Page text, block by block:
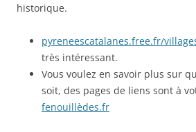
historique.
pyreneescatalanes.free.fr/
très intéressant.
Vous voulez en savoir plus sur
soit, des pages de liens sont à
fenouillèdes.fr